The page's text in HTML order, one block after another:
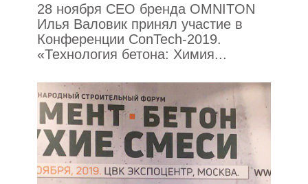
28 ноября CEO бренда OMNITON
Илья Валовик принял участие в
Конференции ConTech-2019.
«Технология бетона: Химия...